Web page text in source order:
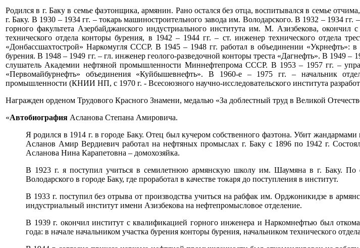
Родился в г. Баку в семье фаэтонщика, армянин. Рано остался без отца, воспитывался в семье
г. Баку. В 1930 – 1934 гг. – токарь машиностроительного завода им. Володарского. В 1932 – 1934
горного факультета Азербайджанского индустриального института им. М. Азизбекова,
технического отдела конторы бурения, в 1942 – 1944 гг. – ст. инженер технического отдела
«Донбассшахтострой» Наркомугля СССР. В 1945 – 1948 гг. работал в объединении «Укрнефть»:
бурения. В 1948 – 1949 гг. – гл. инженер геолого-разведочной конторы треста «Дагнефть». В 1949
слушатель Академии нефтяной промышленности Миннефтепрома СССР. В 1953 – 1957 гг. –
«Первомайбурнефть» объединения «Куйбышевнефть». В 1960-е – 1975 гг. – начальник
промышленности (КНИИ НП, с 1970 г. - Всесоюзного научно-исследовательского института
Награжден орденом Трудового Красного Знамени, медалью «За доблестный труд в Великой
«Автобиография Асланова Степана Амировича.
Я родился в 1914 г. в городе Баку. Отец был кучером собственного фаэтона. Убит
Асланов Амир Вердиевич работал на нефтяных промыслах г. Баку с 1896 по 1942 г.
Асланова Нина Карапетовна – домохозяйка.
В 1923 г. я поступил учиться в семилетнюю армянскую школу им. Шаумяна в г. Баку. По
Володарского в городе Баку, где проработал в качестве токаря до поступления в институт.
В 1933 г. поступил без отрыва от производства учиться на рабфак им. Орджоникидзе в
индустриальный институт имени Азизбекова на нефтепромысловое отделение.
В 1939 г. окончил институт с квалификацией горного инженера и Наркомнефтью был
года: в начале начальником участка бурения конторы бурения, начальником технического